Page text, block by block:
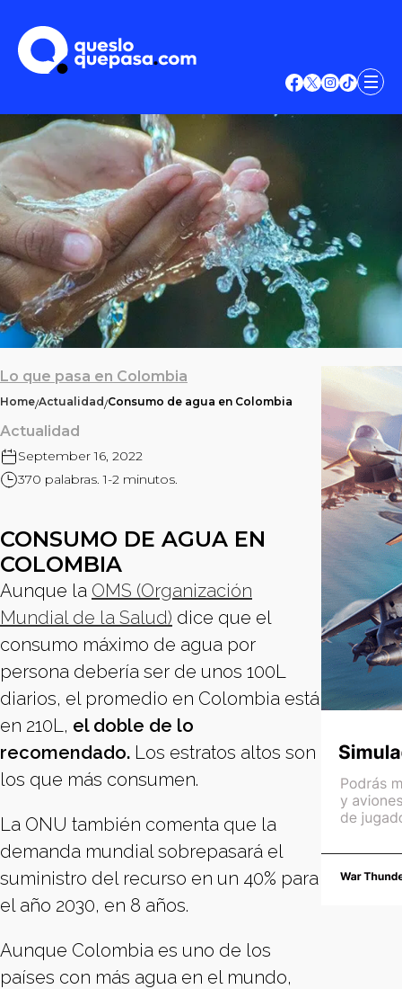
Lo que pasa en Colombia
Home/Actualidad/Consumo de agua en Colombia
Actualidad
September 16, 2022
370 palabras. 1-2 minutos.
CONSUMO DE AGUA EN
COLOMBIA
Aunque la OMS (Organización
Mundial de la Salud) dice que el
consumo máximo de agua por
persona debería ser de unos 100L
diarios, el promedio en Colombia está
en 210L, el doble de lo
recomendado. Los estratos altos son
los que más consumen.
La ONU también comenta que la
demanda mundial sobrepasará el
suministro del recurso en un 40% para
el año 2030, en 8 años.
Aunque Colombia es uno de los
países con más agua en el mundo,